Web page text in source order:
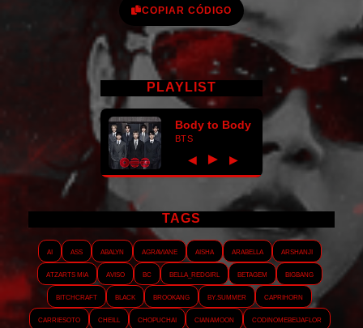
COPIAR CÓDIGO
PLAYLIST
Body to Body
BTS
◀ ► ▶
TAGS
AI ASS Abalyn Agraviane Aisha Arabella
Arshanji
Atzarts Mia
Aviso BC Bella_RedGirl Betagem
Bigbang
Bitchcraft
Black Brookang By.summer
Caprihorn
Carriesoto
Cheill Chopuchai Cianamoon Codinomebeijaflor